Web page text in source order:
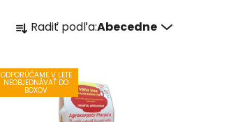
a
e
n
Radiť podľa:Abecedne
ODPORÚČAME V LETE
NEOBJEDNÁVAŤ DO
BOXOV